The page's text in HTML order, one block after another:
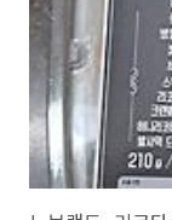
한 그릇 잘 먹었습니다